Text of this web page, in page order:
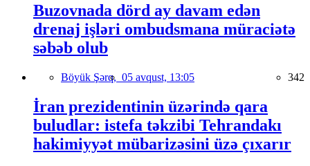
Buzovnada dörd ay davam edən
drenaj işləri ombudsmana müraciətə
səbəb olub
Böyük Şərq, 05 avqust, 13:05 342
İran prezidentinin üzərində qara
buludlar: istefa təkzibi Tehrandakı
hakimiyyət mübarizəsini üzə çıxarır